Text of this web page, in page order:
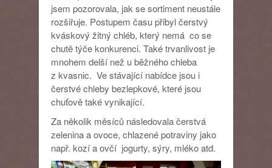
jsem pozorovala, jak se sortiment neustále
rozšiřuje. Postupem času přibyl čerstvý
kváskový žitný chléb, který nemá co se
chutě týče konkurenci. Také trvanlivost je
mnohem delší než u běžného chleba
z kvasnic. Ve stávající nabídce jsou i
čerstvé chleby bezlepkové, které jsou
chuťově také vynikající.
Za několik měsíců následovala čerstvá
zelenina a ovoce, chlazené potraviny jako
např. kozí a ovčí jogurty, sýry, mléko atd.